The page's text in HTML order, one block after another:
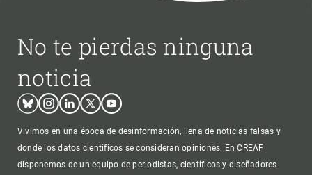
No te pierdas ninguna
noticia
BlueskyInstagram
LinkedinTwitterYoutube
Vivimos en una época de desinformación, llena de noticias falsas y
donde los datos científicos se consideran opiniones. En CREAF
disponemos de un equipo de periodistas, científicos y diseñadores